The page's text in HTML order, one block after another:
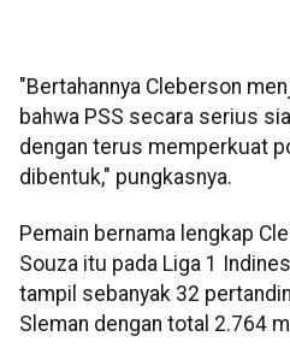
"Bertahannya Cleberson
bahwa PSS secara serius
dengan terus memperkuat
dibentuk," pungkasnya.
Pemain bernama lengkap
Souza itu pada Liga 1
tampil sebanyak 32
Sleman dengan total 2.764